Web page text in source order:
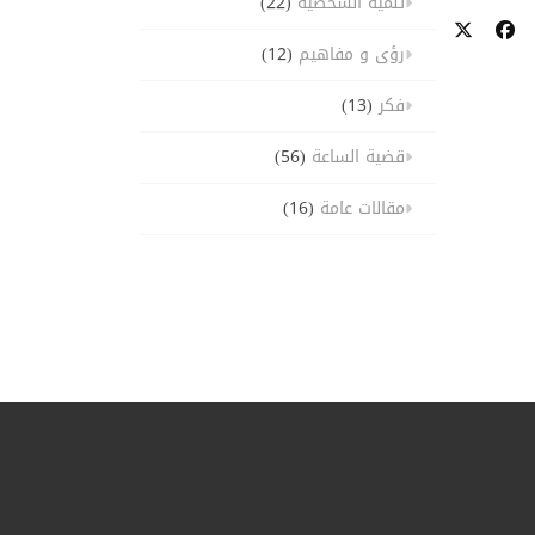
رؤى و مفاهيم (12)
فكر(13)
قضية الساعة (56)
مقالات عامة (16)